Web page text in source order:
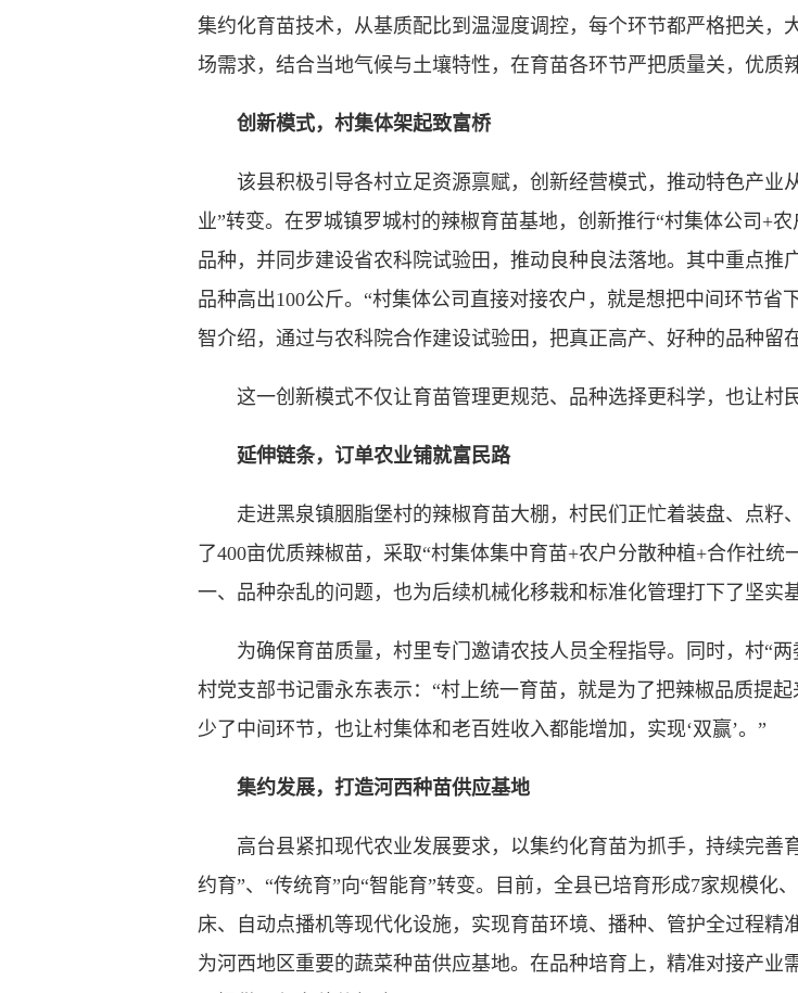
集约化育苗技术，从基质配比到温湿度调控，每个环节都严格把关
场需求，结合当地气候与土壤特性，在育苗各环节严把质量关，优质
创新模式，村集体架起致富桥
该县积极引导各村立足资源禀赋，创新经营模式，推动特色产业从
业”转变。在罗城镇罗城村的辣椒育苗基地，创新推行“村集体公司+
品种，并同步建设省农科院试验田，推动良种良法落地。其中重点推
品种高出100公斤。“村集体公司直接对接农户，就是想把中间环节
智介绍，通过与农科院合作建设试验田，把真正高产、好种的品种留
这一创新模式不仅让育苗管理更规范、品种选择更科学，也让村民
延伸链条，订单农业铺就富民路
走进黑泉镇胭脂堡村的辣椒育苗大棚，村民们正忙着装盘、点籽
了400亩优质辣椒苗，采取“村集体集中育苗+农户分散种植+合作社
一、品种杂乱的问题，也为后续机械化移栽和标准化管理打下了坚实基
为确保育苗质量，村里专门邀请农技人员全程指导。同时，村“两
村党支部书记雷永东表示：“村上统一育苗，就是为了把辣椒品质提
少了中间环节，也让村集体和老百姓收入都能增加，实现‘双赢’。”
集约发展，打造河西种苗供应基地
高台县紧扣现代农业发展要求，以集约化育苗为抓手，持续完善
约育”、“传统育”向“智能育”转变。目前，全县已培育形成7家规模化
床、自动点播机等现代化设施，实现育苗环境、播种、管护全过程
为河西地区重要的蔬菜种苗供应基地。在品种培育上，精准对接产业